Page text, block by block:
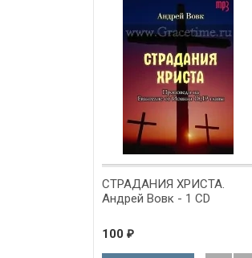
СТРАДАНИЯ ХРИСТА.
Андрей Вовк - 1 CD
100 ₽